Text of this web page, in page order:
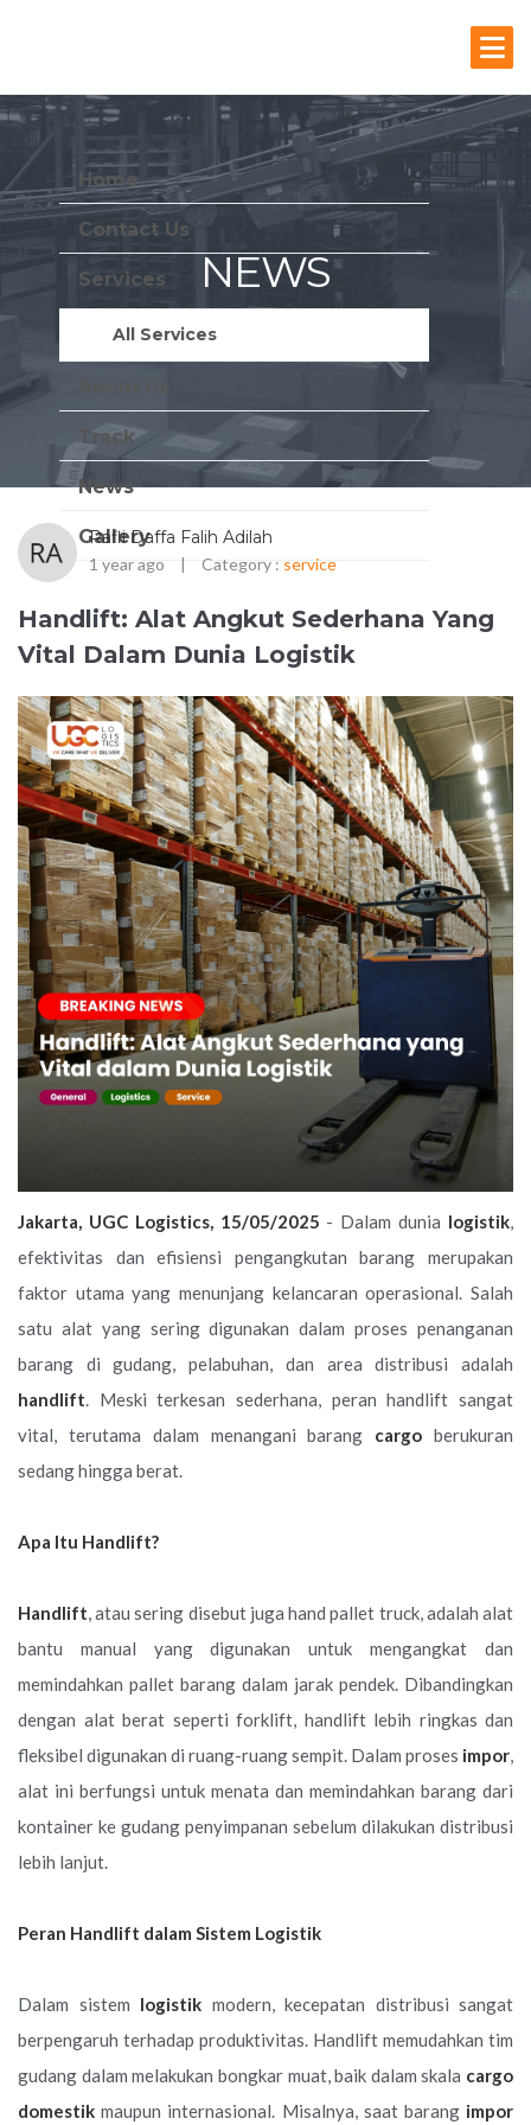
Home
Contact Us
Services
All Services
Track
News
Gallery
NEWS
Stay Update With Us
Rafli Daffa Falih Adilah
1 year ago | Category : service
Handlift: Alat Angkut Sederhana Yang
Vital Dalam Dunia Logistik
Jakarta, UGC Logistics, 15/05/2025 - Dalam dunia logistik,
efektivitas dan efisiensi pengangkutan barang merupakan
faktor utama yang menunjang kelancaran operasional. Salah
satu alat yang sering digunakan dalam proses penanganan
barang di gudang, pelabuhan, dan area distribusi adalah
handlift. Meski terkesan sederhana, peran handlift sangat
vital, terutama dalam menangani barang cargo berukuran
sedang hingga berat.
Apa Itu Handlift?
Handlift, atau sering disebut juga hand pallet truck, adalah alat
bantu manual yang digunakan untuk mengangkat dan
memindahkan pallet barang dalam jarak pendek. Dibandingkan
dengan alat berat seperti forklift, handlift lebih ringkas dan
fleksibel digunakan di ruang-ruang sempit. Dalam proses impor,
alat ini berfungsi untuk menata dan memindahkan barang dari
kontainer ke gudang penyimpanan sebelum dilakukan distribusi
lebih lanjut.
Peran Handlift dalam Sistem Logistik
Dalam sistem logistik modern, kecepatan distribusi sangat
berpengaruh terhadap produktivitas. Handlift memudahkan tim
gudang dalam melakukan bongkar muat, baik dalam skala cargo
domestik maupun internasional. Misalnya, saat barang impor